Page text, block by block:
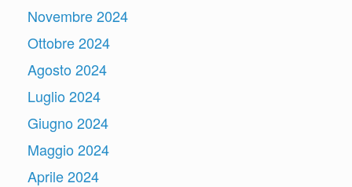
Novembre 2024
Ottobre 2024
Agosto 2024
Luglio 2024
Giugno 2024
Maggio 2024
Aprile 2024